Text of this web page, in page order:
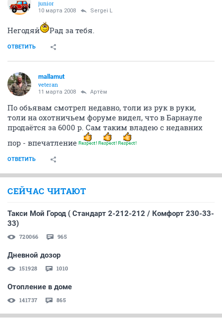
juniоr
10 марта 2008 Sergei L
Негодяй Рад за тебя.
ОТВЕТИТЬ
mallamut
veteran
11 марта 2008 Артём
По обьявам смотрел недавно, толи из рук в руки,
толи на охотничьем форуме видел, что в Барнауле
продаётся за 6000 р. Сам таким владею с недавних
пор - впечатление
ОТВЕТИТЬ
СЕЙЧАС ЧИТАЮТ
Такси Мой Город ( Стандарт 2-212-212 / Комфорт 230-33-
33)
720066 965
Дневной дозор
151928 1010
Отопление в доме
141737 865